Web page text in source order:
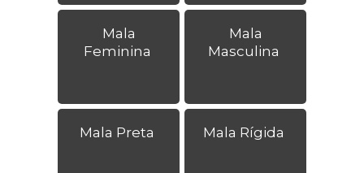
Mala
Feminina
Mala
Masculina
Mala Preta Mala Rígida